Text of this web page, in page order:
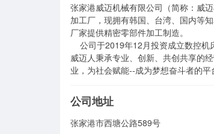
张家港威迈机械有限公司（简称：威
加工厂，现拥有韩国、台湾、国内等
厂家提供精密零部件加工制造。
    公司于2019年12月投资成立数控机床整机生产与销售，该产品将服务于汽车零部件，精密部件加工等相关领域。
威迈人秉承专业、创新、共创共享的
业，为社会赋能--成为梦想奋斗者的
公司地址
张家港市西塘公路589号